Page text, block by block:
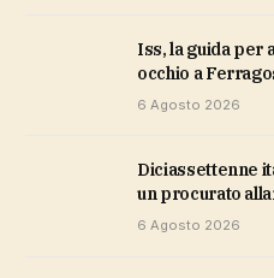
Iss, la guida per alimentarsi nei giorni più caldi,
occhio a
6 Agosto 2026
Diciassettenne italiano in carcere a Malta per
un procurato
6 Agosto 2026